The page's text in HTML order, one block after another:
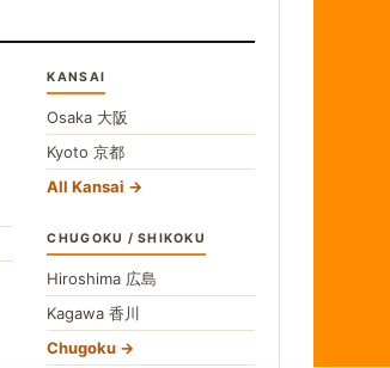
KANSAI
Osaka 大阪
Kyoto京都
All Kansai
CHUGOKU / SHIKOKU
Hiroshima 広島
Kagawa香川
Chugoku